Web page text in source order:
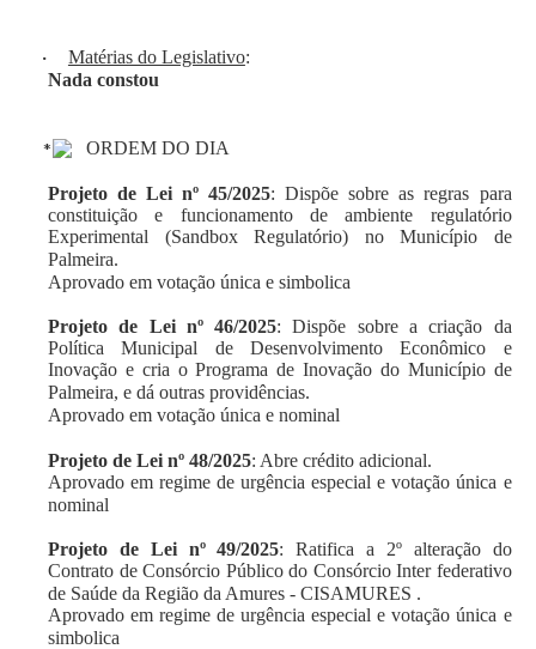
· Matérias do Legislativo:
Nada constou
ORDEM DO DIA
Projeto de Lei nº 45/2025:Dispõe sobre as regras para
constituição e funcionamento de ambiente regulatório
Experimental (Sandbox Regulatório) no Município de
Palmeira.
Aprovado em votação única e simbolica
Projeto de Lei nº 46/2025:Dispõe sobre a criação da
Política Municipal de Desenvolvimento Econômico e
Inovação e cria o Programa de Inovação do Município de
Palmeira, e dá outras providências.
Aprovado em votação única e nominal
Projeto de Lei nº 48/2025: Abre crédito adicional.
Aprovado em regime de urgência especial e votação única e
nominal
Projeto de Lei nº 49/2025: Ratifica a 2º alteração do
Contrato de Consórcio Público do Consórcio Inter federativo
de Saúde da Região da Amures - CISAMURES .
Aprovado em regime de urgência especial e votação única e
simbolica